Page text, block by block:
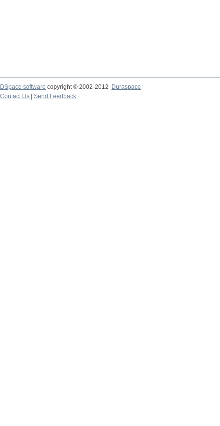
DSpace software copyright © 2002-2012
Duraspace
Contact Us
Send Feedback